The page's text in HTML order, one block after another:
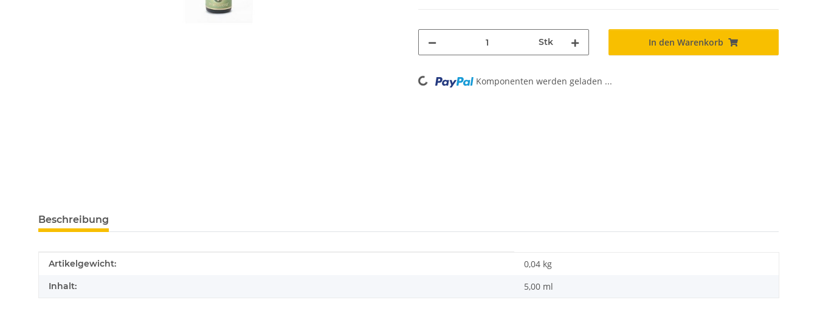
Stk In den Warenkorb
Loading... Komponenten werden geladen ...
Beschreibung
Produkteigenschaft
Wert
Artikelgewicht: 0,04 kg
Inhalt: 5,00 ml